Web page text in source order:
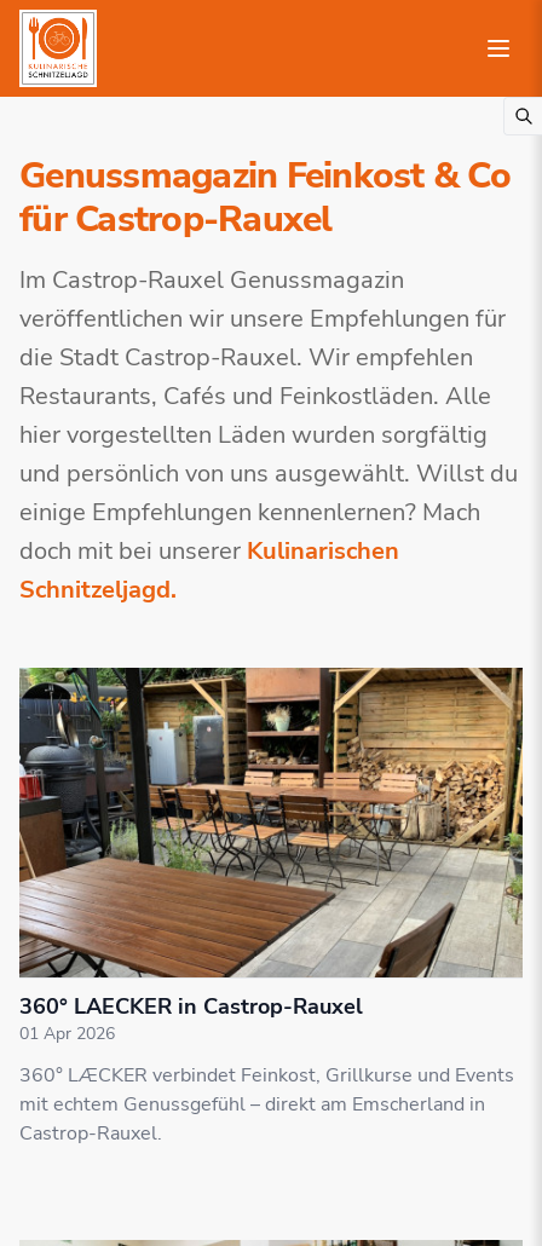
Genussmagazin Feinkost & Co
für Castrop-Rauxel
Im Castrop-Rauxel Genussmagazin
veröffentlichen wir unsere Empfehlungen für
die Stadt Castrop-Rauxel. Wir empfehlen
Restaurants, Cafés und Feinkostläden. Alle
hier vorgestellten Läden wurden sorgfältig
und persönlich von uns ausgewählt. Willst du
einige Empfehlungen kennenlernen? Mach
doch mit bei unserer Kulinarischen
Schnitzeljagd.
360° LAECKER in Castrop-Rauxel
01 Apr 2026
360° LÆCKER verbindet Feinkost, Grillkurse und Events
mit echtem Genussgefühl – direkt am Emscherland in
Castrop-Rauxel.